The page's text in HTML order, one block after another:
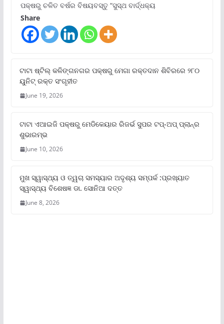
ପକ୍ଷରୁ ଚଳିତ ବର୍ଷର ବିଷୟବସ୍ତୁ “ସୁସ୍ଥ ବାର୍ଦ୍ଧକ୍ୟ
Share
ଟାଟା ଷ୍ଟିଲ୍‌ କଳିଙ୍ଗନଗର ପକ୍ଷରୁ ମେଗା ରକ୍ତଦାନ ଶିବିରରେ ୨୮୦
ୟୁନିଟ୍‌ ରକ୍ତ ସଂଗୃହୀତ
June 19, 2026
ଟାଟା ଏଆଇଜି ପକ୍ଷରୁ ମେଡିକେୟାର ରିଜର୍ଭ ସୁପର ଟପ୍‌-ଅପ୍ ପ୍ଲାନ୍‌ର
ଶୁଭାରମ୍ଭ
June 10, 2026
ମୁଖ ସ୍ୱାସ୍ଥ୍ୟ ଓ ତ୍ୱଚା ସମସ୍ୟାର ଅଦୃଶ୍ୟ ସମ୍ପର୍କ :ପ୍ରଖ୍ୟାତ
ସ୍ୱାସ୍ଥ୍ୟ ବିଶେଷଜ୍ଞ ଡା. ସୋନିଆ ଦତ୍ତ
June 8, 2026